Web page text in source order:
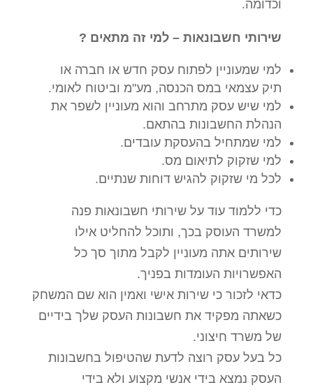
וכדומה.
שירותי חשבונאות – למי זה מתאים ?
למי שמעוניין לפתוח עסק חדש או חברה או
תיק עצמאי במס הכנסה, מע"מ וביטוח לאומי.
למי שיש עסק מתרחב והוא מעוניין לשפר את
הנהלת החשבונות בהתאם.
למי שמתחיל בהעסקת עובדים.
למי שזקוק לתיאום מס.
לכל מי שזקוק להגיש דוחות שנתיים.
כדי ללמוד עוד על שירותי חשבונאות פנה
למשרד העוסק בכך, ותוכל להחליט אילו
שירותים אתה מעוניין לקבל מתוך סך כל
האפשרויות העומדות בפניך.
כדאי לזכור כי שירות אישי ואמין הוא שם המשחק
כשאתה מפקיד את חשבונות העסק שלך בידיים
של משרד חיצוני.
כל בעל עסק רוצה לדעת שהטיפול בחשבונות
העסק נמצא בידי אנשי מקצוע ולא בידי